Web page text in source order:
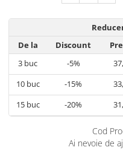
Articole pentru Iluminat
Lampi de veghe
Articole si, Echipamente
Transport şi Ridicat
Pelerine, Umbrele si
Videoproiectoare
De la
Discount
3 buc -5%
10buc -15%
15buc -20%
Cod
Ai nevoie de